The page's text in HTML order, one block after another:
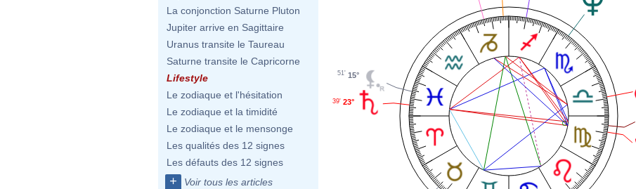
La conjonction Saturne Pluton
Jupiter arrive en Sagittaire
Uranus transite le Taureau
Saturne transite le Capricorne
Lifestyle
Le zodiaque et l'hésitation
Le zodiaque et la timidité
Le zodiaque et le mensonge
Les qualités des 12 signes
Les défauts des 12 signes
+ Voir tous les articles
15°
51'
23°
39'